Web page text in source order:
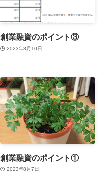
創業融資のポイント③
2023年8月10日
創業融資のポイント①
2023年8月7日